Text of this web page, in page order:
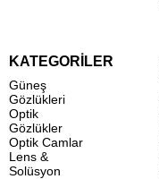
KATEGORİLER
Güneş
Gözlükleri
Optik
Gözlükler
Optik Camlar
Lens &
Solüsyon